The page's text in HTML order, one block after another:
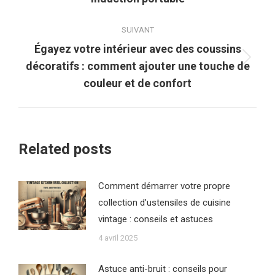
précédent
SUIVANT
Article
suivant
Égayez votre intérieur avec des coussins
décoratifs : comment ajouter une touche de
couleur et de confort
Related posts
Comment démarrer votre propre
collection d’ustensiles de cuisine
vintage : conseils et astuces
4 avril 2025
Astuce anti-bruit : conseils pour